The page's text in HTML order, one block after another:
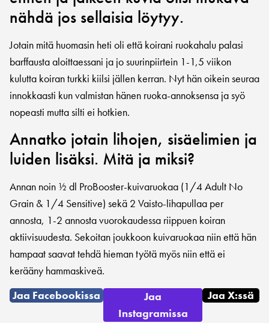
nähdä jos sellaisia löytyy.
Jotain mitä huomasin heti oli että koirani ruokahalu palasi
barffausta aloittaessani ja jo suurinpiirtein 1-1,5 viikon
kulutta koiran turkki kiilsi jällen kerran. Nyt hän oikein seuraa
innokkaasti kun valmistan hänen ruoka-annoksensa ja syö
nopeasti mutta silti ei hotkien.
Annatko jotain lihojen, sisäelimien ja
luiden lisäksi. Mitä ja miksi?
Annan noin ½ dl ProBooster-kuivaruokaa (1/4 Adult No
Grain & 1/4 Sensitive) sekä 2 Vaisto-lihapullaa per
annosta, 1-2 annosta vuorokaudessa riippuen koiran
aktiivisuudesta. Sekoitan joukkoon kuivaruokaa niin että hän
hampaat saavat tehdä hieman työtä myös niin että ei
kerääny hammaskiveä.
Jaa Facebookissa
Jaa
Instagramissa
Jaa X:ssä